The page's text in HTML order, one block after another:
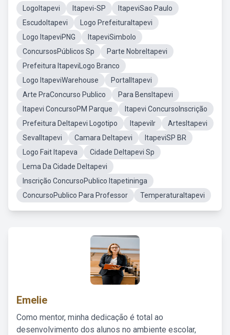
LogoItapevi Itapevi-SP
ItapeviSao Paulo
EscudoItapevi
Logo PrefeituraItapevi
Logo ItapeviPNG
ItapeviSimbolo
ConcursosPúblicos Sp
Parte NobreItapevi
Prefeitura ItapeviLogo Branco
Logo ItapeviWarehouse
PortalItapevi
Arte PraConcurso Publico
Para BensItapevi
Itapevi ConcursoPM Parque
Itapevi ConcursoInscrição
Prefeitura DeItapevi Logotipo
ItapeviIr
ArtesItapevi
SevalItapevi
Camara DeItapevi
ItapeviSP BR
Logo Fait Itapeva
Cidade DeItapevi Sp
Lema Da Cidade DeItapevi
Inscrição ConcursoPublico Itapetininga
ConcursoPublico Para Professor
TemperaturaItapevi
Emelie
Como mentor, minha dedicação é total ao
desenvolvimento dos alunos no ambiente escolar,